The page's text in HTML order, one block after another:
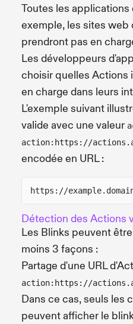
Toutes les
exemple, les sites web
prendront pas en
Les développeurs
choisir quelles Actions
en charge dans leurs
L'exemple suivant
valide avec une valeur
action:https://
encodée en URL :
https://
Détection des Actions
Les Blinks peuvent
moins 3 façons :
Partage d'une URL
action:https://
Dans ce cas, seuls les
peuvent afficher le